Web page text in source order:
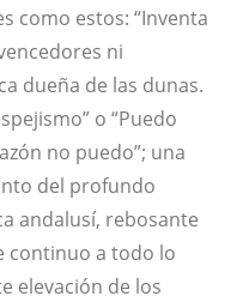
como estos: “Inventa
ni
dueña de las dunas.
o “Puedo
no puedo”; una
del profundo
andalusí, rebosante
continuo a todo lo
elevación de los